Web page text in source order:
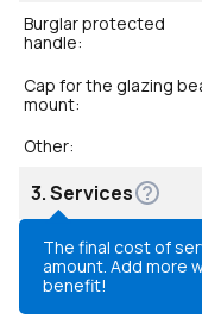
Burglar protected
handle:
Cap for the glazing
mount:
Other:
3.Services
The final cost of
amount. Add more
benefit!